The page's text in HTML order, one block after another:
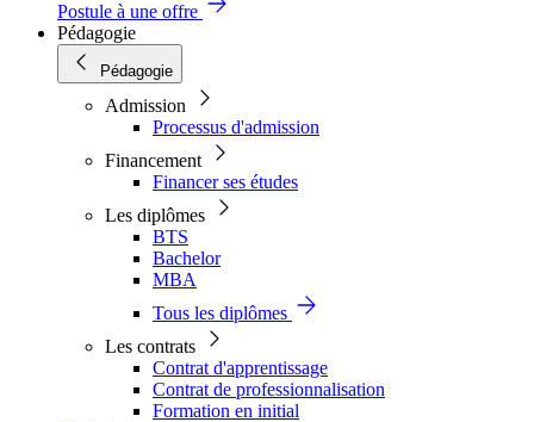
Postule à une offre
Pédagogie
Pédagogie
Admission
Processus d'admission
Financement
Financer ses études
Les diplômes
BTS
Bachelor
MBA
Tous les diplômes
Les contrats
Contrat d'apprentissage
Contrat de professionnalisation
Formation en initial